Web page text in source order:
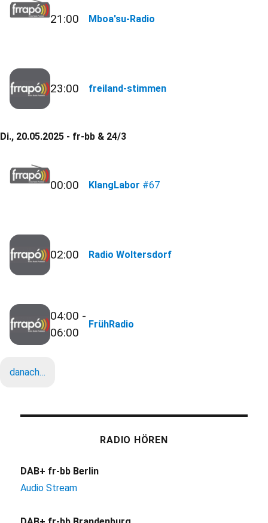
21:00 Mboa'su-Radio
23:00 freiland-stimmen
Di., 20.05.2025 - fr-bb & 24/3
00:00 KlangLabor #67
02:00 Radio Woltersdorf
04:00 -
06:00
FrühRadio
danach…
RADIO HÖREN
DAB+ fr-bb Berlin
Audio Stream